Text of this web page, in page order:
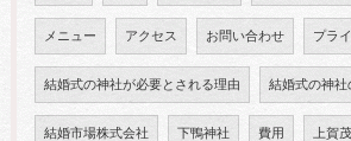
メニュー アクセス お問い合わせ プラ
結婚式の神社が必要とされる理由 結婚式の神社
結婚市場株式会社 下鴨神社 費用 上賀